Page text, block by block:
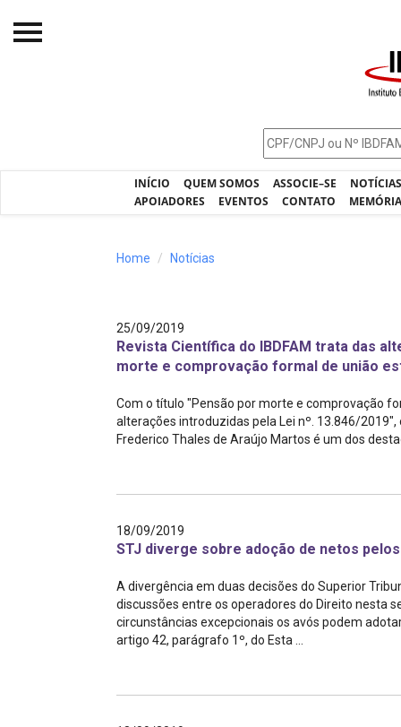
INÍCIO QUEM SOMOS ASSOCIE–SE
APOIADORES
EVENTOS CONTATO
Processos - IBDFAM
Projetos do IBDFAM
Encontre um Escritório
IBDFAM Educacional
Home Notícias
25/09/2019
Revista Científica do IBDFAM trata das
morte e comprovação formal de união
Com o título "Pensão por morte e comprovação
alterações introduzidas pela Lei nº. 13.846/
Frederico Thales de Araújo Martos é um dos
18/09/2019
STJ diverge sobre adoção de netos
A divergência em duas decisões do Superior
discussões entre os operadores do Direito nesta
circunstâncias excepcionais os avós podem
artigo 42, parágrafo 1º, do Esta ...